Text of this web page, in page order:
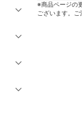
％OFF
※商品ページの
ございます。ご